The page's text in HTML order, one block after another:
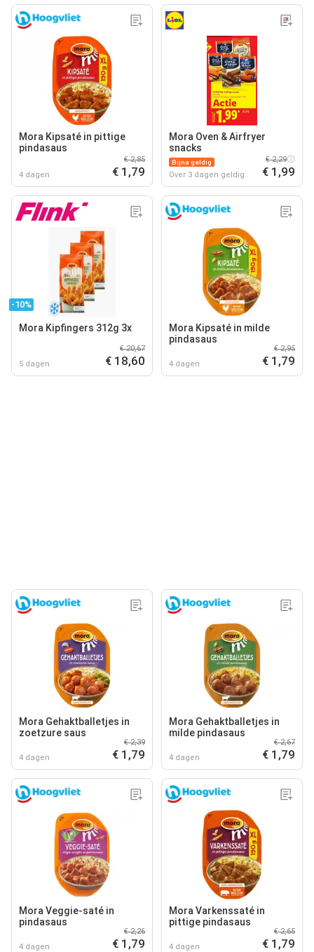
Mora Kipsaté in pittige
pindasaus
4 dagen
€ 2,85
€ 1,79
Mora Oven & Airfryer
snacks
Bijna geldig
Over 3 dagen geldig
€ 2,29
€ 1,99
-10%
Mora Kipfingers 312g 3x
5 dagen
€ 20,67
€ 18,60
Mora Kipsaté in milde
pindasaus
4 dagen
€ 2,95
€ 1,79
Mora Gehaktballetjes in
zoetzure saus
4 dagen
€ 2,39
€ 1,79
Mora Gehaktballetjes in
milde pindasaus
4 dagen
€ 2,67
€ 1,79
Mora Veggie-saté in
pindasaus
4 dagen
€ 2,26
€ 1,79
Mora Varkenssaté in
pittige pindasaus
4 dagen
€ 2,65
€ 1,79